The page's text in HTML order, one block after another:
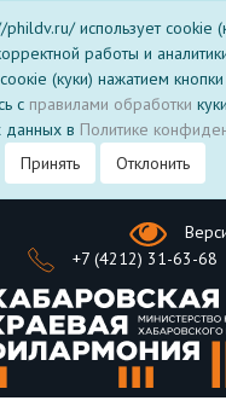
phildv.ru/ использует cookie
работы и
(куки) нажатием кнопки
с правилами обработки
данных в Политике
Принять
Отклонить
+7 (4212) 31-63-68